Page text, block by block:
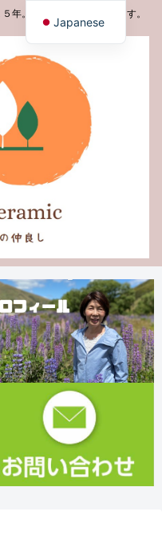
年。学んだことを発信します。
Japanese